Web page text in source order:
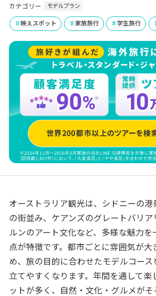
カテゴリー モデルプラン
映えスポット 家族旅行 学生旅行
オーストラリア観光は、シドニーの港
の街並み、ケアンズのグレートバリア
ルンのアート文化など、多様な魅力を
点が特徴です。都市ごとに雰囲気が大
め、旅の目的に合わせたモデルコース
立てやすくなります。年間を通して楽
ットが多く、自然・文化・グルメがそ